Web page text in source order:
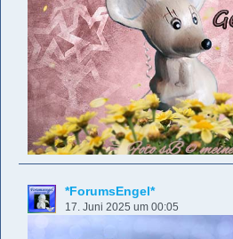
*ForumsEngel*
17. Juni 2025 um 00:05